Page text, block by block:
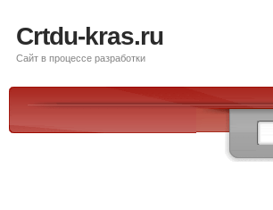
Crtdu-kras.ru
Сайт в процессе разработки